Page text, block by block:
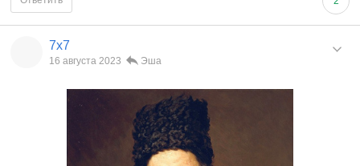
7x7
16 августа 2023 Эша